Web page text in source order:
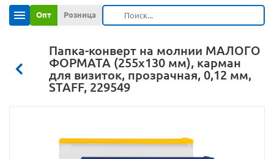
Опт Розница
Папка-конверт на молнии МАЛОГО
ФОРМАТА (255х130 мм), карман
для визиток, прозрачная, 0,12 мм,
STAFF, 229549